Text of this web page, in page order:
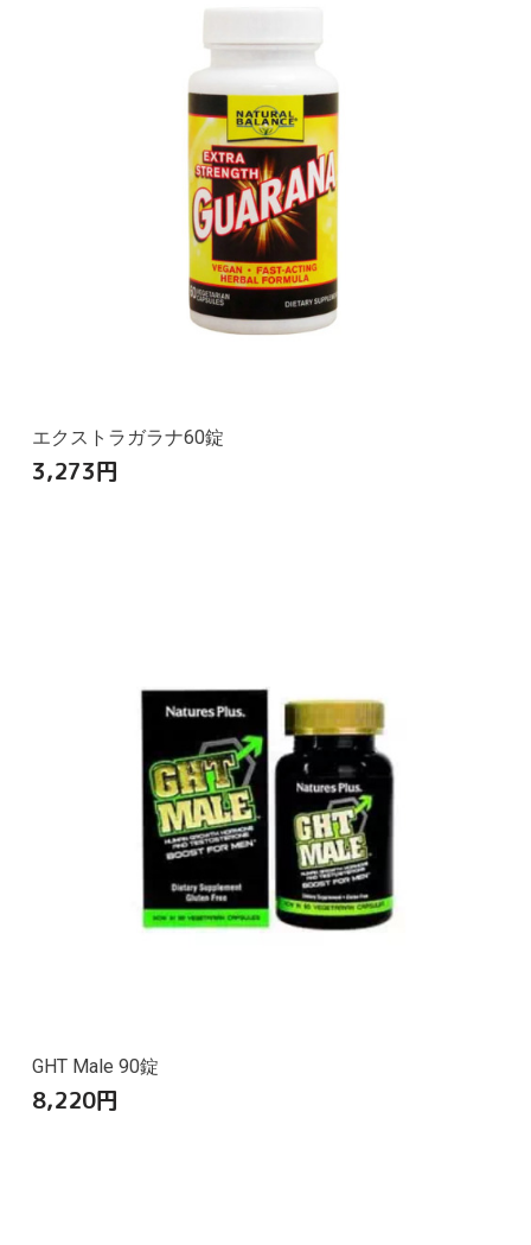
エクストラガラナ60錠
3,273円
GHT Male 90錠
8,220円